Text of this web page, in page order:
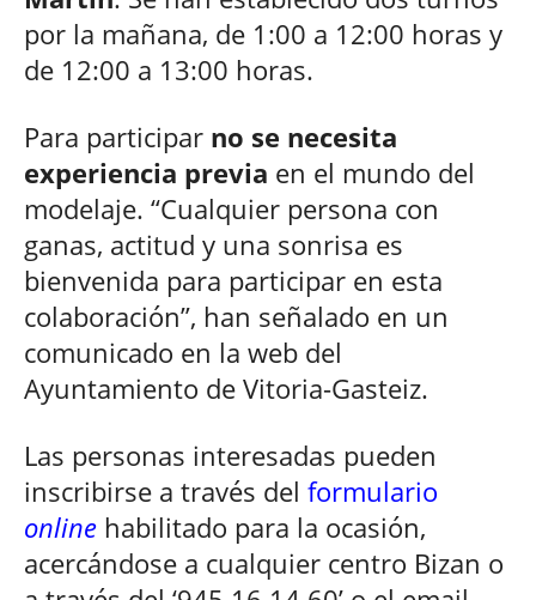
por la mañana, de 1:00 a 12:00 horas y
de 12:00 a 13:00 horas.
Para participar no se necesita
experiencia previa en el mundo del
modelaje. “Cualquier persona con
ganas, actitud y una sonrisa es
bienvenida para participar en esta
colaboración”, han señalado en un
comunicado en la web del
Ayuntamiento de Vitoria-Gasteiz.
Las personas interesadas pueden
inscribirse a través del formulario
online habilitado para la ocasión,
acercándose a cualquier centro Bizan o